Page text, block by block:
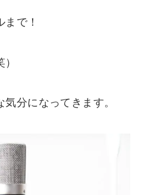
で！
分になってきます。